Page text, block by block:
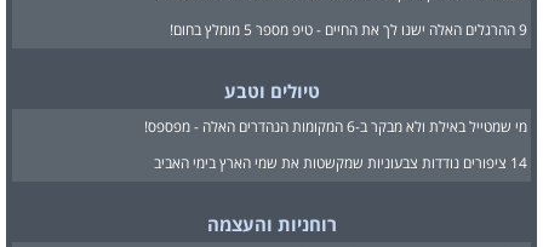
9 ההרגלים האלה ישנו לך את החיים - טיפ מספר 5 מומלץ בחום!
טיולים וטבע
מי שמטייל באילת ולא מבקר ב-6 המקומות הנהדרים האלה - מפספס!
14 ציפורים נודדות צבעוניות שמקשטות את שמי הארץ בימי האביב
רוחניות והעצמה